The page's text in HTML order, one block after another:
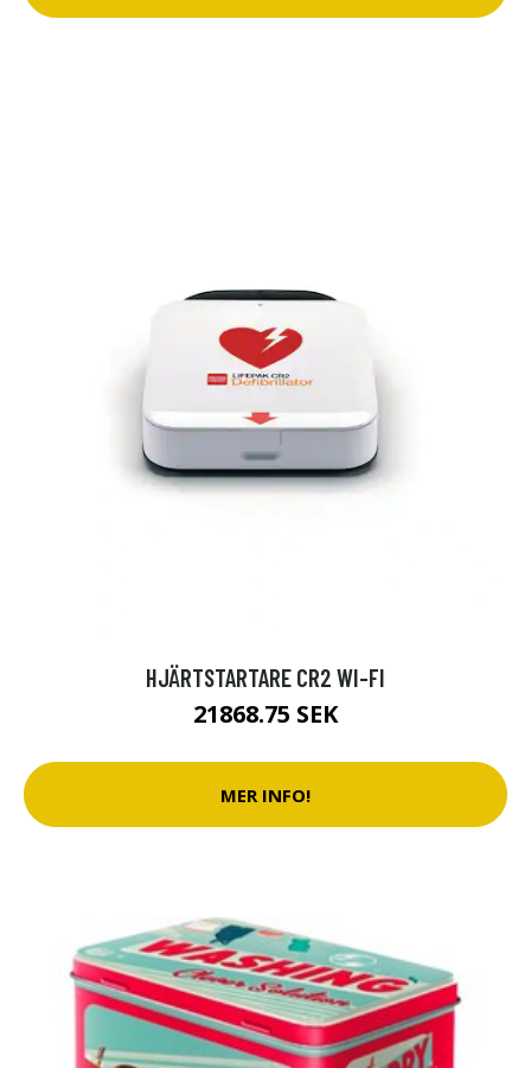
HJÄRTSTARTARE CR2 WI-FI
21868.75 SEK
MER INFO!